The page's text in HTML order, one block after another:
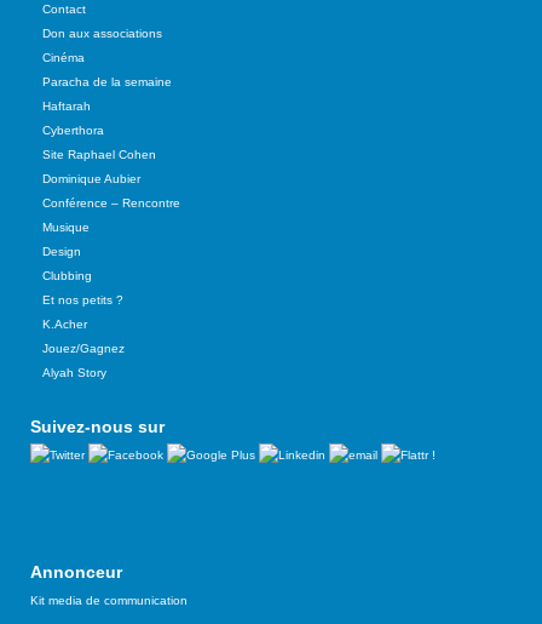
Contact
Don aux associations
Cinéma
Paracha de la semaine
Haftarah
Cyberthora
Site Raphael Cohen
Dominique Aubier
Conférence – Rencontre
Musique
Design
Clubbing
Et nos petits ?
K.Acher
Jouez/Gagnez
Alyah Story
Suivez-nous sur
Annonceur
Kit media de communication